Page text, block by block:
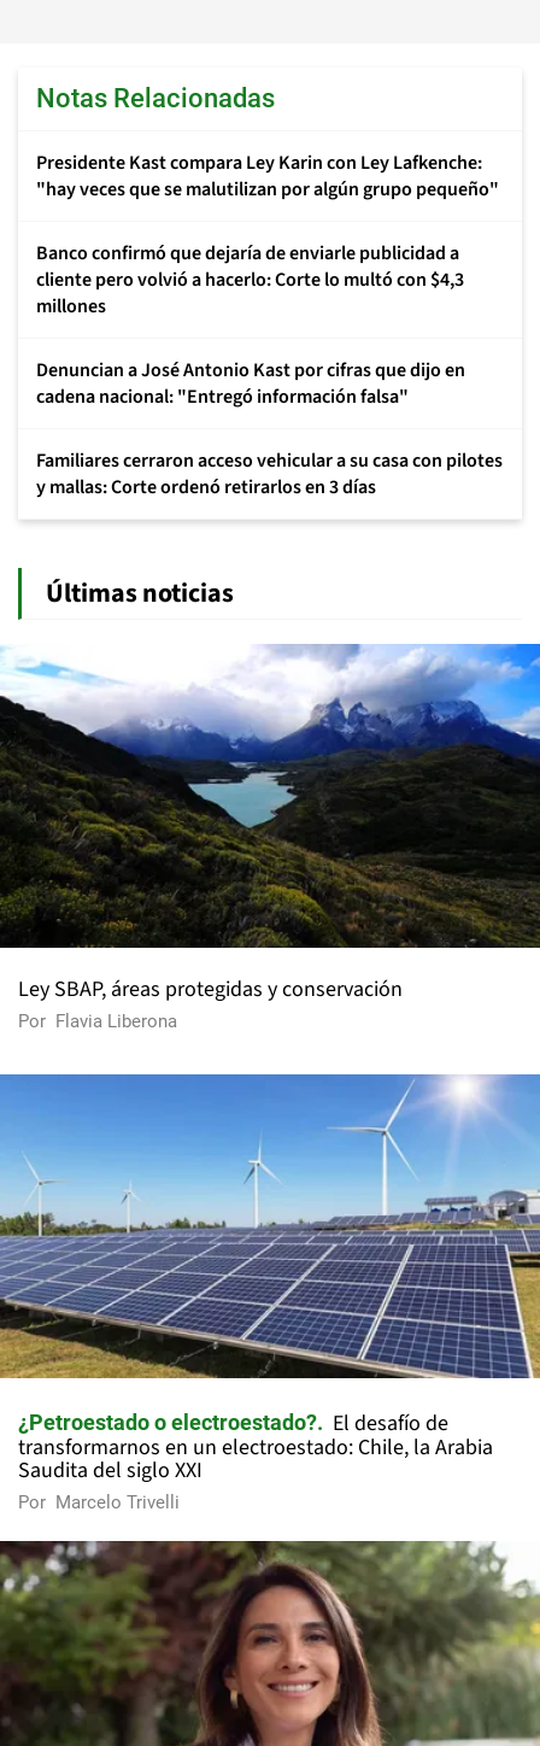
Notas Relacionadas
Presidente Kast compara Ley Karin con Ley Lafkenche:
"hay veces que se malutilizan por algún grupo pequeño"
Banco confirmó que dejaría de enviarle publicidad a
cliente pero volvió a hacerlo: Corte lo multó con $4,3
millones
Denuncian a José Antonio Kast por cifras que dijo en
cadena nacional: "Entregó información falsa"
Familiares cerraron acceso vehicular a su casa con pilotes
y mallas: Corte ordenó retirarlos en 3 días
Últimas noticias
Ley SBAP, áreas protegidas y conservación
Por Flavia Liberona
¿Petroestado o electroestado?
El desafío de
transformarnos en un electroestado: Chile, la Arabia
Saudita del siglo XXI
Por Marcelo Trivelli